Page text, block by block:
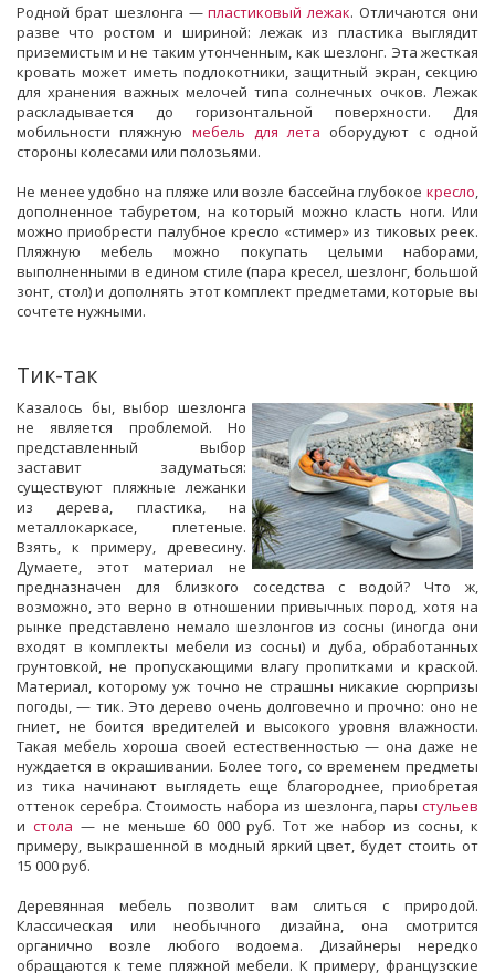
Родной брат шезлонга —пластиковый лежак. Отличаются они
разве что ростом и шириной: лежак из пластика выглядит
приземистым и не таким утонченным, как шезлонг. Эта жесткая
кровать может иметь подлокотники, защитный экран, секцию
для хранения важных мелочей типа солнечных очков. Лежак
раскладывается до горизонтальной поверхности. Для
мобильности пляжную мебель для лета оборудуют с одной
стороны колесами или полозьями.
Не менее удобно на пляже или возле бассейна глубокое кресло,
дополненное табуретом, на который можно класть ноги. Или
можно приобрести палубное кресло «стимер» из тиковых реек.
Пляжную мебель можно покупать целыми наборами,
выполненными в едином стиле (пара кресел, шезлонг, большой
зонт, стол) и дополнять этот комплект предметами, которые вы
сочтете нужными.
Тик-так
Казалось бы, выбор шезлонга
не является проблемой. Но
представленный выбор
заставит задуматься:
существуют пляжные лежанки
из дерева, пластика, на
металлокаркасе, плетеные.
Взять, к примеру, древесину.
Думаете, этот материал не
предназначен для близкого соседства с водой? Что ж,
возможно, это верно в отношении привычных пород, хотя на
рынке представлено немало шезлонгов из сосны (иногда они
входят в комплекты мебели из сосны) и дуба, обработанных
грунтовкой, не пропускающими влагу пропитками и краской.
Материал, которому уж точно не страшны никакие сюрпризы
погоды, — тик. Это дерево очень долговечно и прочно: оно не
гниет, не боится вредителей и высокого уровня влажности.
Такая мебель хороша своей естественностью — она даже не
нуждается в окрашивании. Более того, со временем предметы
из тика начинают выглядеть еще благороднее, приобретая
оттенок серебра. Стоимость набора из шезлонга, пары стульев
и стола — не меньше 60 000 руб. Тот же набор из сосны, к
примеру, выкрашенной в модный яркий цвет, будет стоить от
15 000 руб.
Деревянная мебель позволит вам слиться с природой.
Классическая или необычного дизайна, она смотрится
органично возле любого водоема. Дизайнеры нередко
обращаются к теме пляжной мебели. К примеру, французские